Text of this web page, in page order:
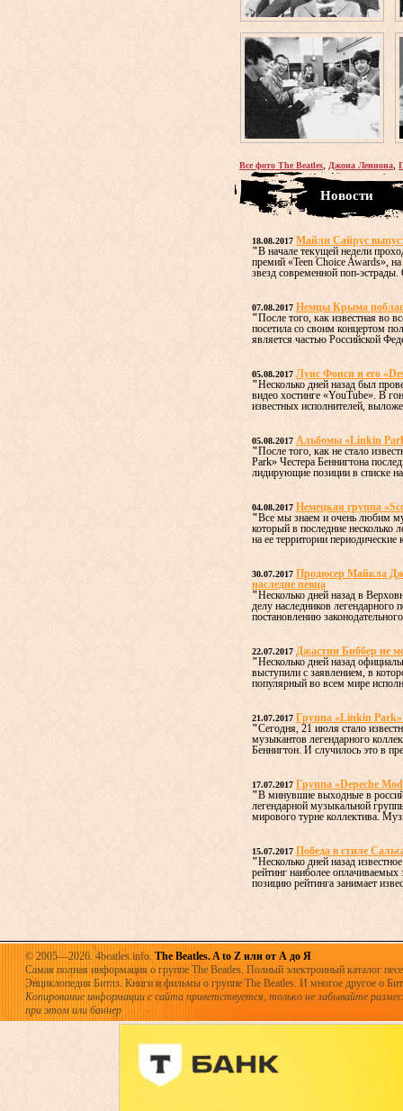
Все фото The Beatles, Джона Леннона,
Новости
18.08.2017 Майли Сайрус
"В начале текущей недели
премий «Teen Choice Awards»,
звезд современной поп-
07.08.2017 Немцы Крыма
"После того, как известная во
посетила со своим концертом
является частью Российской
05.08.2017 Луис Фонси и его
"Несколько дней назад был
видео хостинге «YouTube». В
известных исполнителей,
05.08.2017 Альбомы «Linkin
"После того, как не стало
Park» Честера Беннигтона
лидирующие позиции в списке
04.08.2017 Немецкая группа
"Все мы знаем и очень любим
который в последние несколько
на ее территории периодические
30.07.2017 Продюсер Майкла
наследие певца
"Несколько дней назад в
делу наследников
постановлению
22.07.2017 Джастин Биббер не
"Несколько дней назад
выступили с заявлением, в
популярный во всем мире
21.07.2017 Группа «Linkin Park»
"Сегодня, 21 июля стало
музыкантов легендарного
Беннигтон. И случилось это в
17.07.2017 Группа «Depeche
"В минувшие выходные в
легендарной музыкальной
мирового турне коллектива.
15.07.2017 Победа в стиле
"Несколько дней назад
рейтинг наиболее
позицию рейтинга занимает
© 2005—2026. 4beatles.info. The Beatles. A to Z или от А до Я
Самая полная информация о группе The Beatles. Полный электронный каталог
Энциклопедия Битлз. Книги и фильмы о группе The Beatles. И многое другое о
Копирование информации с сайта приветствуется, только не забывайте
при этом или баннер